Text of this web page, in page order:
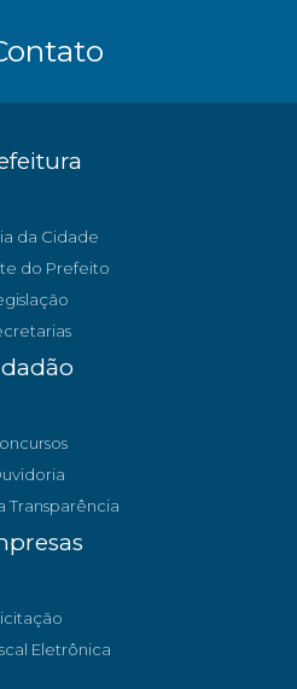
da Cidade
do Prefeito
Transparência
Eletrônica